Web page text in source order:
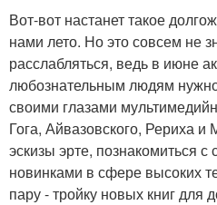
Вот-вот настанет такое
нами лето. Но это совсем не
расслабляться, ведь в июне
любознательным людям
своими глазами
Гога, Айвазовского, Рериха
эскизы эрте, познакомиться
новинками в сфере высоких
пару - тройку новых книг для